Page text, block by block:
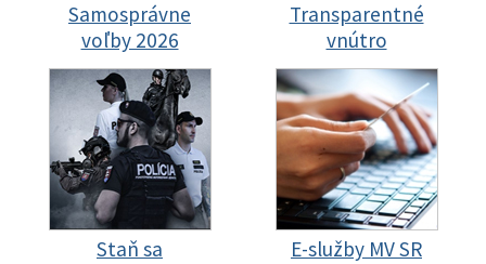
Samosprávne
voľby 2026
Transparentné
vnútro
Staň sa
E-služby MV SR